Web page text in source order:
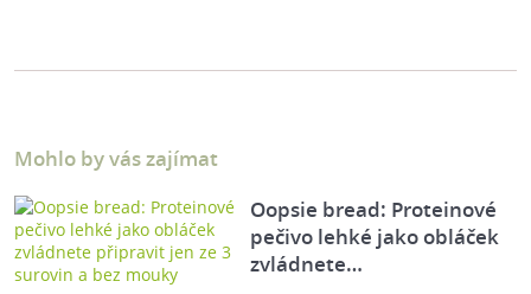
Mohlo by vás zajímat
Oopsie bread: Proteinové
pečivo lehké jako obláček
zvládnete…